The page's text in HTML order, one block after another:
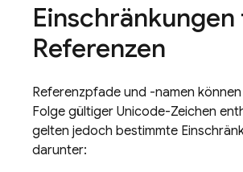
Referenzen
Referenzpfade und -namen
Folge gültiger Unicode-Zeichen
gelten jedoch bestimmte
darunter: